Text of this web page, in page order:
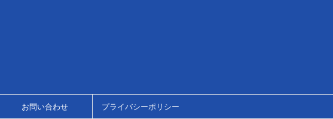
お問い合わせ プライバシーポリシー